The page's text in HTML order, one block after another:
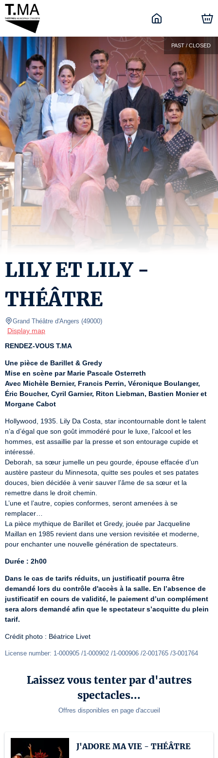
PAST / CLOSED
LILY ET LILY -
THÉÂTRE
Grand Théâtre d'Angers (49000)
Display map
RENDEZ-VOUS T.MA
Une pièce de Barillet & Gredy
Mise en scène par Marie Pascale Osterreth
Avec Michèle Bernier, Francis Perrin, Véronique Boulanger,
Éric Boucher, Cyril Garnier, Riton Liebman, Bastien Monier et
Morgane Cabot
Hollywood, 1935. Lily Da Costa, star incontournable dont le talent
n’a d’égal que son goût immodéré pour le luxe, l’alcool et les
hommes, est assaillie par la presse et son entourage cupide et
intéressé.
Deborah, sa sœur jumelle un peu gourde, épouse effacée d’un
austère pasteur du Minnesota, quitte ses poules et ses patates
douces, bien décidée à venir sauver l’âme de sa sœur et la
remettre dans le droit chemin.
L’une et l’autre, copies conformes, seront amenées à se
remplacer…
La pièce mythique de Barillet et Gredy, jouée par Jacqueline
Maillan en 1985 revient dans une version revisitée et moderne,
pour enchanter une nouvelle génération de spectateurs.
Durée : 2h00
Dans le cas de tarifs réduits, un justificatif pourra être
demandé lors du contrôle d'accès à la salle. En l’absence de
justificatif en cours de validité, le paiement d’un complément
sera alors demandé afin que le spectateur s’acquitte du plein
tarif.
Crédit photo : Béatrice Livet
License number: 1-000905 /1-000902 /1-000906 /2-001765 /3-001764
Laissez vous tenter par d'autres
spectacles...
Offres disponibles en page d'accueil
J'ADORE MA VIE - THÉÂTRE